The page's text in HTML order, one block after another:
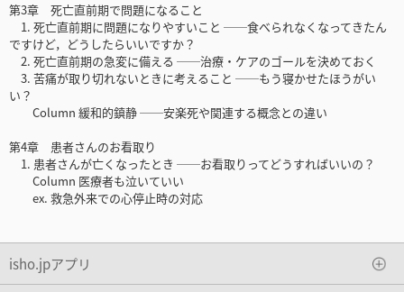
第3章 死亡直前期で問題になること
1. 死亡直前期に問題になりやすいこと ──食べられなくなってきたん
ですけど，どうしたらいいですか？
2. 死亡直前期の急変に備える ──治療・ケアのゴールを決めておく
3. 苦痛が取り切れないときに考えること ──もう寝かせたほうがい
い？
Column 緩和的鎮静 ──安楽死や関連する概念との違い
第4章 患者さんのお看取り
1. 患者さんが亡くなったとき ──お看取りってどうすればいいの？
Column 医療者も泣いていい
ex. 救急外来での心停止時の対応
isho.jpアプリ